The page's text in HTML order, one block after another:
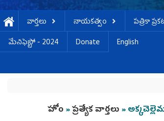
వార్తలు నాయకత్వం పత్రికా
మేనిఫెస్టో - 2024
Donate English
You are here
హోం »ప్రత్యేక వార్తలు »